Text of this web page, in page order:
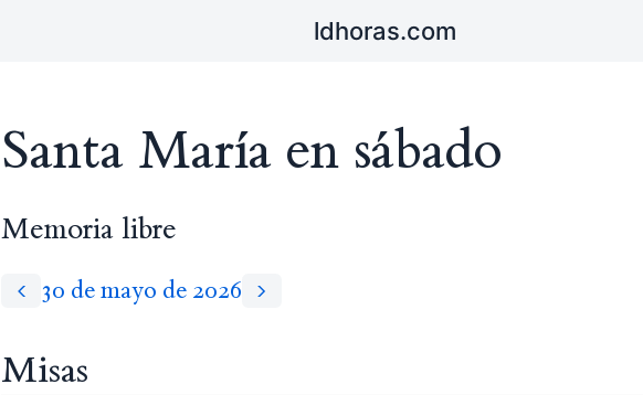
ldhoras.com
Santa María en sábado
Memoria libre
30 de mayo de 2026
Misas